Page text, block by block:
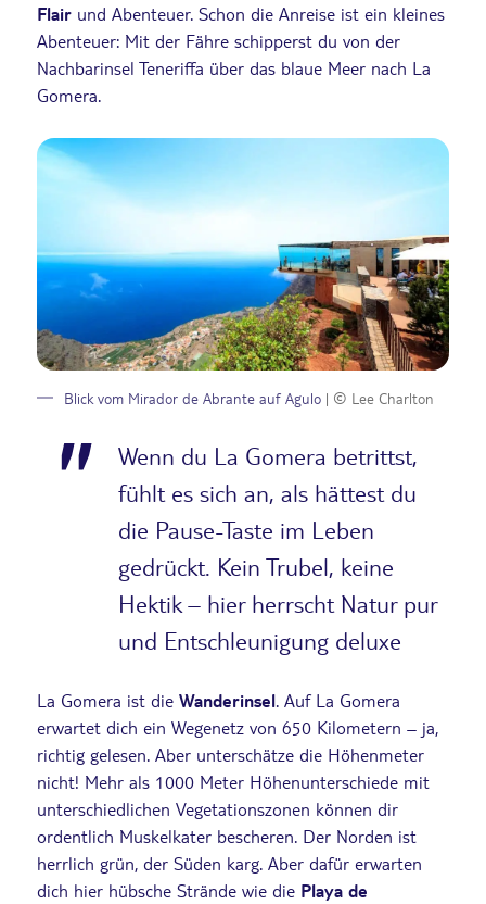
Flair und Abenteuer. Schon die Anreise ist ein kleines
Abenteuer: Mit der Fähre schipperst du von der
Nachbarinsel Teneriffa über das blaue Meer nach La
Gomera.
Blick vom Mirador de Abrante auf Agulo | © Lee Charlton
Wenn du La Gomera betrittst,
fühlt es sich an, als hättest du
die Pause-Taste im Leben
gedrückt. Kein Trubel, keine
Hektik – hier herrscht Natur pur
und Entschleunigung deluxe
La Gomera ist die Wanderinsel. Auf La Gomera
erwartet dich ein Wegenetz von 650 Kilometern – ja,
richtig gelesen. Aber unterschätze die Höhenmeter
nicht! Mehr als 1000 Meter Höhenunterschiede mit
unterschiedlichen Vegetationszonen können dir
ordentlich Muskelkater bescheren. Der Norden ist
herrlich grün, der Süden karg. Aber dafür erwarten
dich hier hübsche Strände wie die Playa de